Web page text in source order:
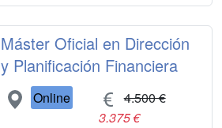
Máster Oficial en Dirección
y Planificación Financiera
Online
4.500 €
3.375 €